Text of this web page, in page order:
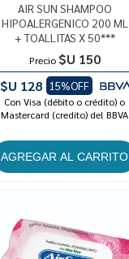
AIR SUN SHAMPOO
HIPOALERGENICO 200 ML
+ TOALLITAS X 50***
Precio $U 150
$U 128
15%OFF
Con Visa (débito o crédito) o
Mastercard (credito) del BBVA